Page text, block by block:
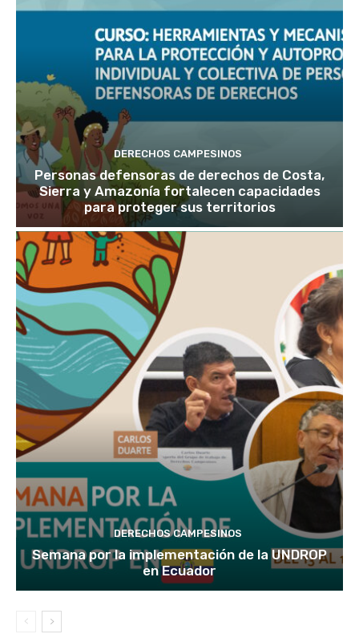
DERECHOS CAMPESINOS
Personas defensoras de derechos de Costa,
Sierra y Amazonía fortalecen capacidades
para proteger sus territorios
DERECHOS CAMPESINOS
Semana por la implementación de la UNDROP
en Ecuador